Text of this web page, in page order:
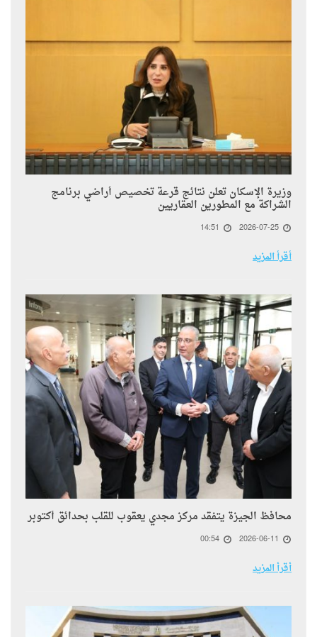
وزيرة الإسكان تعلن نتائج قرعة تخصيص أراضي برنامج
الشراكة مع المطورين العقاريين
2026-07-25
14:51
أقرأ المزيد
محافظ الجيزة يتفقد مركز مجدي يعقوب للقلب بحدائق أكتوبر
2026-06-11
00:54
أقرأ المزيد